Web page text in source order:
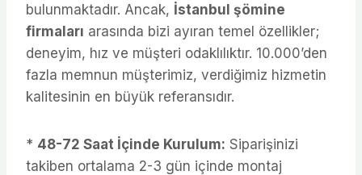
bulunmaktadır. Ancak, İstanbul şömine
firmaları arasında bizi ayıran temel özellikler;
deneyim, hız ve müşteri odaklılıktır. 10.000’den
fazla memnun müşterimiz, verdiğimiz hizmetin
kalitesinin en büyük referansıdır.
* 48-72 Saat İçinde Kurulum: Siparişinizi
takiben ortalama 2-3 gün içinde montaj